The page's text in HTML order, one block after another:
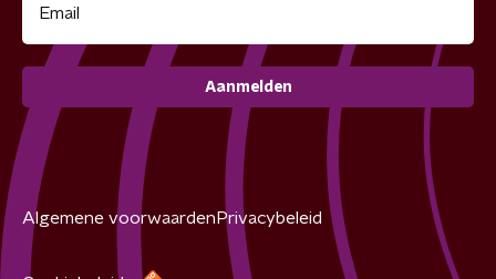
Aanmelden
Algemene voorwaarden Privacybeleid